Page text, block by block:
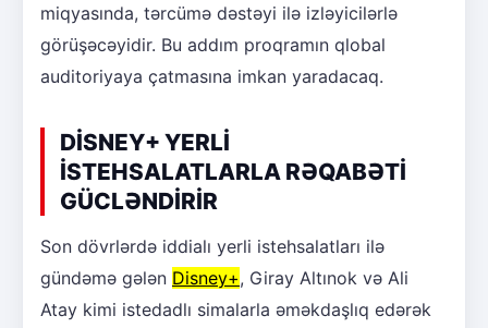
miqyasında, tərcümə dəstəyi ilə izləyicilərlə
görüşəcəyidir. Bu addım proqramın qlobal
auditoriyaya çatmasına imkan yaradacaq.
DİSNEY+ YERLİ
İSTEHSALATLARLA RƏQABƏTİ
GÜCLƏNDİRİR
Son dövrlərdə iddialı yerli istehsalatları ilə
gündəmə gələn Disney+, Giray Altınok və Ali
Atay kimi istedadlı simalarla əməkdaşlıq edərək